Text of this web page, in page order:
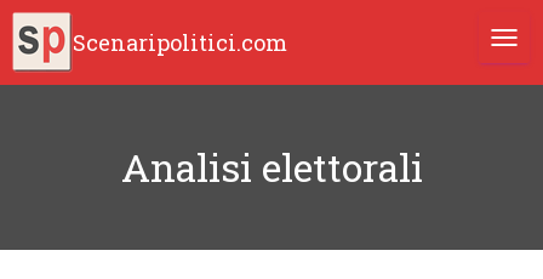
Scenaripolitici.com
Analisi elettorali